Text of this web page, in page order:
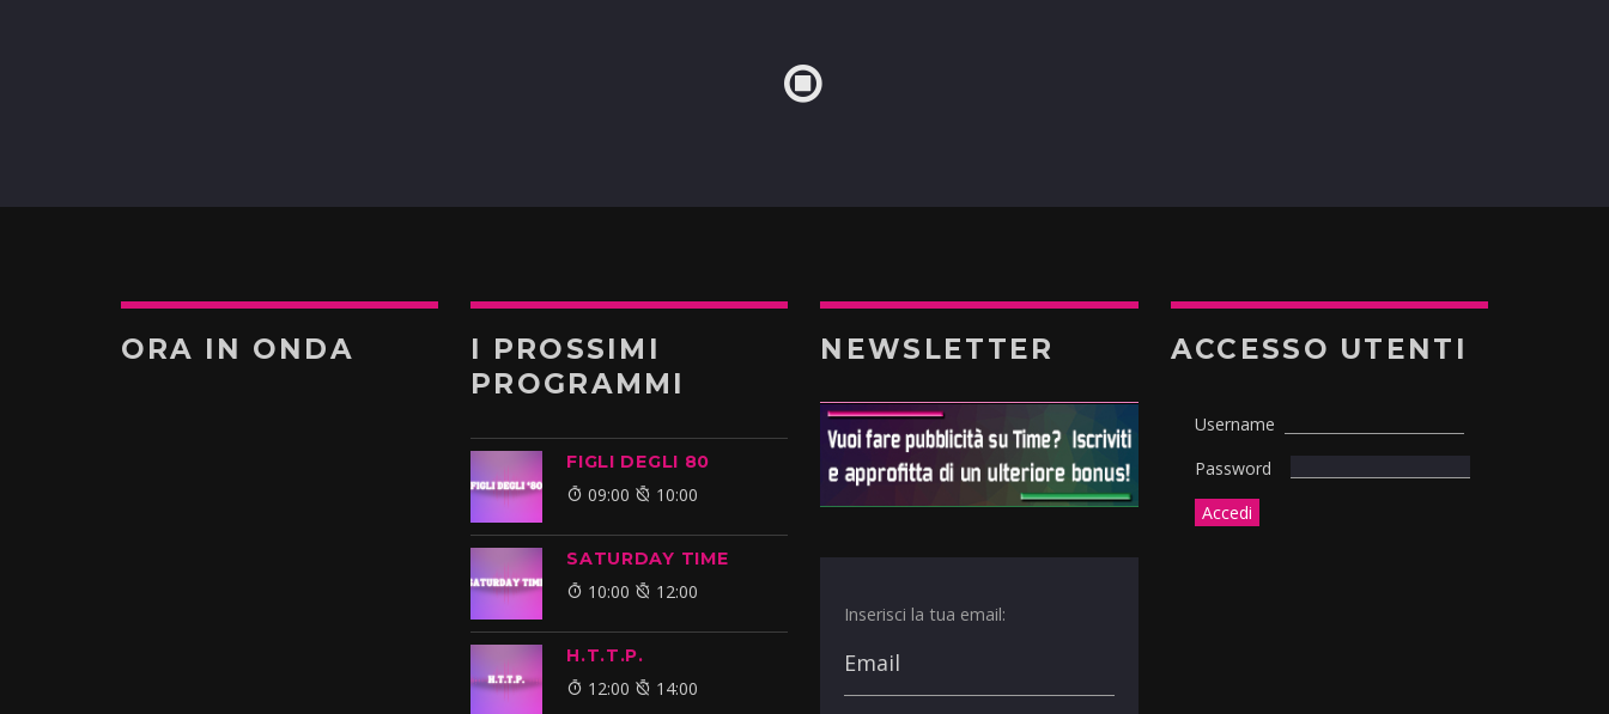
ORA IN ONDA
I PROSSIMI
PROGRAMMI
FIGLI DEGLI 80
09:00 10:00
SATURDAY TIME
10:00 12:00
H.T.T.P.
12:00 14:00
NEWSLETTER
Inserisci la tua email:
ACCESSO UTENTI
Username
Password